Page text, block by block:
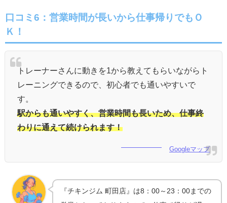
口コミ6：営業時間が長いから仕事帰りでもＯ
Ｋ！
トレーナーさんに動きを1から教えてもらいながらト
レーニングできるので、初心者でも通いやすいで
す。
駅からも通いやすく、営業時間も長いため、仕事終
わりに通えて続けられます！
Googleマップ
『チキンジム 町田店』は8：00～23：00までの